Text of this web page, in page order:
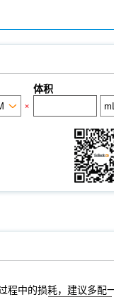
体积
×
中的损耗，建议多配